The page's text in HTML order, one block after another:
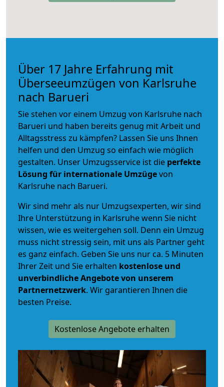
Über 17 Jahre Erfahrung mit
Überseeumzügen von Karlsruhe
nach Barueri
Sie stehen vor einem Umzug von Karlsruhe nach
Barueri und haben bereits genug mit Arbeit und
Alltagsstress zu kämpfen? Lassen Sie uns Ihnen
helfen und den Umzug so einfach wie möglich
gestalten. Unser Umzugsservice ist die perfekte
Lösung für internationale Umzügevon
Karlsruhe nach Barueri.
Wir sind mehr als nur Umzugsexperten, wir sind
Ihre Unterstützung in Karlsruhe wenn Sie nicht
wissen, wie es weitergehen soll. Denn ein Umzug
muss nicht stressig sein, mit uns als Partner geht
es ganz einfach. Geben Sie uns nur ca. 5 Minuten
Ihrer Zeit und Sie erhalten kostenlose und
unverbindlicheAngebote von unserem
Partnernetzwerk. Wir garantieren Ihnen die
besten Preise.
Kostenlose Angebote erhalten